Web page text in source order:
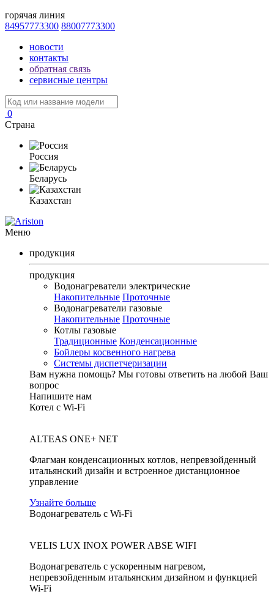
горячая линия
84957773300 88007773300
новости
контакты
обратная связь
сервисные центры
0
Страна
Россия
Беларусь
Казахстан
Меню
продукция
продукция
Водонагреватели электрические
Накопительные Проточные
Водонагреватели газовые
Накопительные Проточные
Котлы газовые
Традиционные Конденсационные
Бойлеры косвенного нагрева
Системы диспетчеризации
Вам нужна помощь? Мы готовы ответить на любой Ваш
вопрос
Напишите нам
Котел с Wi-Fi
ALTEAS ONE+ NET
Флагман конденсационных котлов, непревзойденный
итальянский дизайн и встроенное дистанционное
управление
Узнайте больше
Водонагреватель с Wi-Fi
VELIS LUX INOX POWER ABSE WIFI
Водонагреватель с ускоренным нагревом,
непревзойденным итальянским дизайном и функцией
Wi-Fi